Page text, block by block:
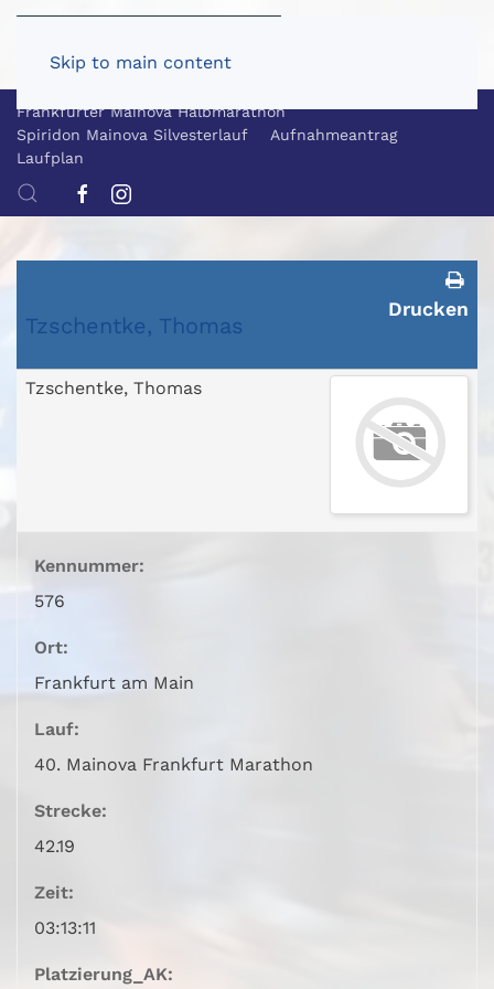
Skip to main content
Frankfurter Mainova Halbmarathon
Spiridon Mainova Silvesterlauf
Aufnahmeantrag
Laufplan
Drucken
Tzschentke, Thomas
Tzschentke, Thomas
Kennummer:
576
Ort:
Frankfurt am Main
Lauf:
40. Mainova Frankfurt Marathon
Strecke:
42.19
Zeit:
03:13:11
Platzierung_AK: